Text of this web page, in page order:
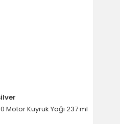
Kuyruk Yağı 237 ml